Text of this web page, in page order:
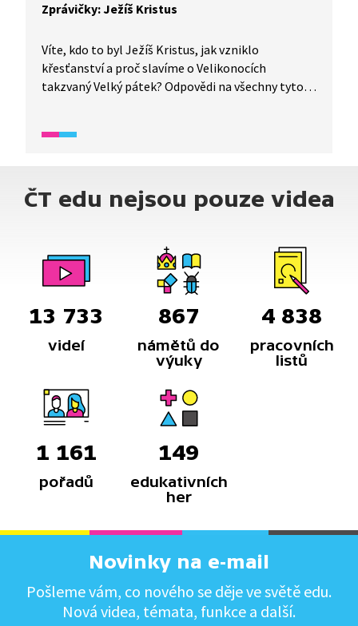
Zprávičky: Ježíš Kristus
Víte, kdo to byl Ježíš Kristus, jak vzniklo
křesťanství a proč slavíme o Velikonocích
takzvaný Velký pátek? Odpovědi na všechny tyto
ČT edu nejsou pouze videa
13 733
videí
867
námětů do
výuky
4 838
pracovních
listů
1 161
pořadů
149
edukativních
her
Novinky na e-mail
Pošleme vám, co nového se děje ve světě edu.
Nová videa, témata, funkce a další.